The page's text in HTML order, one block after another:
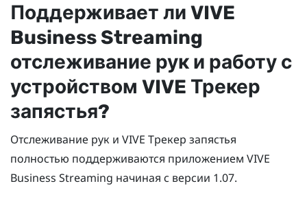
Поддерживает ли VIVE
Business Streaming
отслеживание рук и работу с
устройством VIVE Трекер
запястья?
Отслеживание рук и VIVE Трекер запястья
полностью поддерживаются приложением VIVE
Business Streaming начиная с версии 1.07.